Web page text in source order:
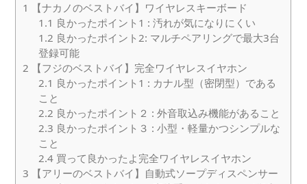
1
【ナカノのベストバイ】ワイヤレスキーボード
1.1 良かったポイント1 : 汚れが気になりにくい
1.2 良かったポイント2: マルチペアリングで最大3台
登録可能
2 【フジのベストバイ】完全ワイヤレスイヤホン
2.1 良かったポイント1 : カナル型（密閉型）である
こと
2.2 良かったポイント２ : 外音取込み機能があること
2.3 良かったポイント３ : 小型・軽量かつシンプルな
こと
2.4 買って良かったよ完全ワイヤレスイヤホン
3 【アリーのベストバイ】自動式ソープディスペンサー